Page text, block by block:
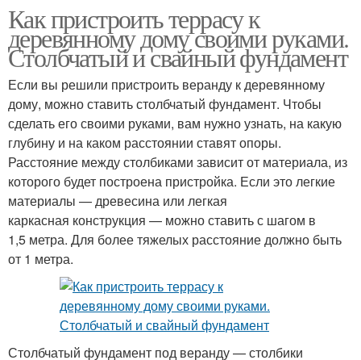
Как пристроить террасу к
деревянному дому своими руками.
Столбчатый и свайный фундамент
Если вы решили пристроить веранду к деревянному
дому, можно ставить столбчатый фундамент. Чтобы
сделать его своими руками, вам нужно узнать, на какую
глубину и на каком расстоянии ставят опоры.
Расстояние между столбиками зависит от материала, из
которого будет построена пристройка. Если это легкие
материалы — древесина или легкая
каркасная конструкция — можно ставить с шагом в
1,5 метра. Для более тяжелых расстояние должно быть
от 1 метра.
Столбчатый фундамент под веранду — столбики